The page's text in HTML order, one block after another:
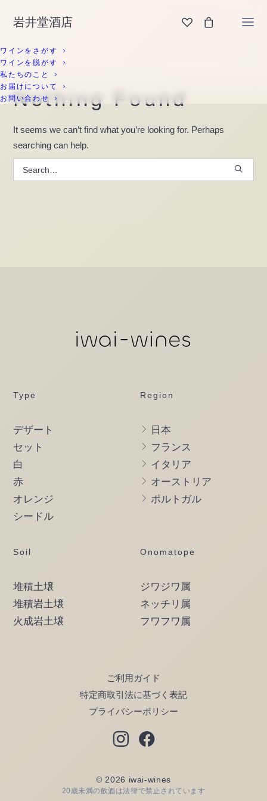
岩井堂酒店
ワインをさがす
ワインを脱がす
私たちのこと
お届けについて
お問い合わせ
Nothing Found
It seems we can’t find what you’re looking for. Perhaps
searching can help.
Type
デザート
セット
白
赤
オレンジ
シードル
Region
日本
フランス
イタリア
オーストリア
ポルトガル
Soil
堆積土壌
堆積岩土壌
火成岩土壌
Onomatope
ジワジワ属
ネッチリ属
フワフワ属
ご利用ガイド
特定商取引法に基づく表記
プライバシーポリシー
© 2026 iwai-wines
20歳未満の飲酒は法律で禁止されています